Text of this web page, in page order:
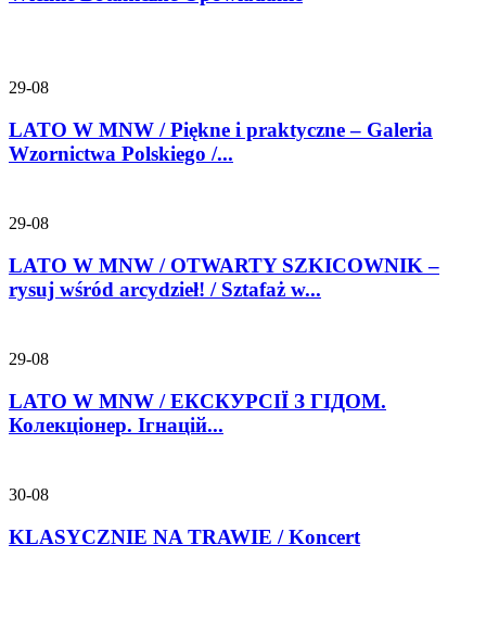
29-08
LATO W MNW / Piękne i praktyczne – Galeria
Wzornictwa Polskiego /...
29-08
LATO W MNW / OTWARTY SZKICOWNIK –
rysuj wśród arcydzieł! / Sztafaż w...
29-08
LATO W MNW / ЕКСКУРСІЇ З ГІДОМ.
Колекціонер. Ігнацій...
30-08
KLASYCZNIE NA TRAWIE / Koncert